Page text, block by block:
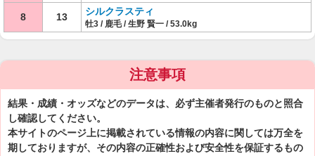
8 13 シルクラスティ
牡3 / 鹿毛 / 生野 賢一 / 53.0kg
注意事項
結果・成績・オッズなどのデータは、必ず主催者発行のものと照合
し確認してください。
本サイトのページ上に掲載されている情報の内容に関しては万全を
期しておりますが、その内容の正確性および安全性を保証するもの